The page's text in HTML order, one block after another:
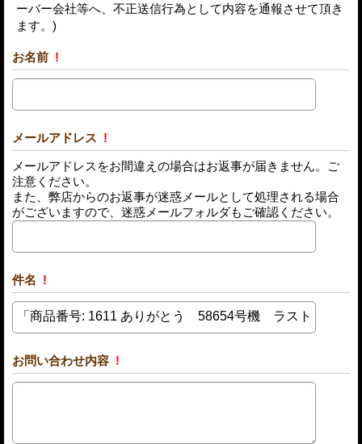
ーバー会社等へ、不正送信行為として内容を通報させて頂き
ます。)
お名前 !
メールアドレス !
メールアドレスをお間違えの場合はお返事が届きません。ご
注意ください。
また、弊店からのお返事が迷惑メールとして処理される場合
がございますので、迷惑メールフォルダもご確認ください。
件名 !
お問い合わせ内容 !